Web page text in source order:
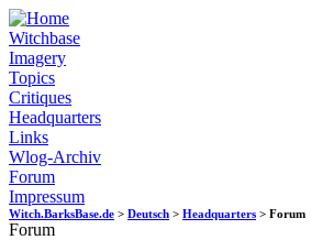
Witchbase
Imagery
Topics
Critiques
Headquarters
Links
Wlog-Archiv
Forum
Impressum
Witch.BarksBase.de > Deutsch > Headquarters > Forum
Forum